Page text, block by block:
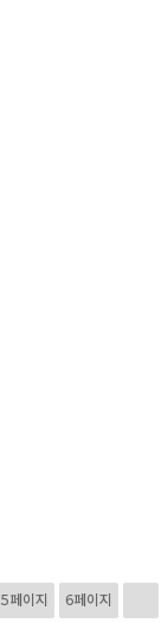
5페이지 6페이지